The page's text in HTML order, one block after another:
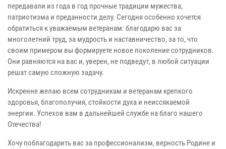
передавали из года в год прочные традиции мужества,
патриотизма и преданности делу. Сегодня особенно хочется
обратиться к уважаемым ветеранам: благодарю вас за
многолетний труд, за мудрость и наставничество, за то, что
своим примером вы формируете новое поколение сотрудников.
Они равняются на вас и, уверен, не подведут, в любой ситуации
решат самую сложную задачу.
Искренне желаю всем сотрудникам и ветеранам крепкого
здоровья, благополучия, стойкости духа и неиссякаемой
энергии. Успехов вам в дальнейшей службе на благо нашего
Отечества!
Хочу поблагодарить вас за профессионализм, верность Родине и